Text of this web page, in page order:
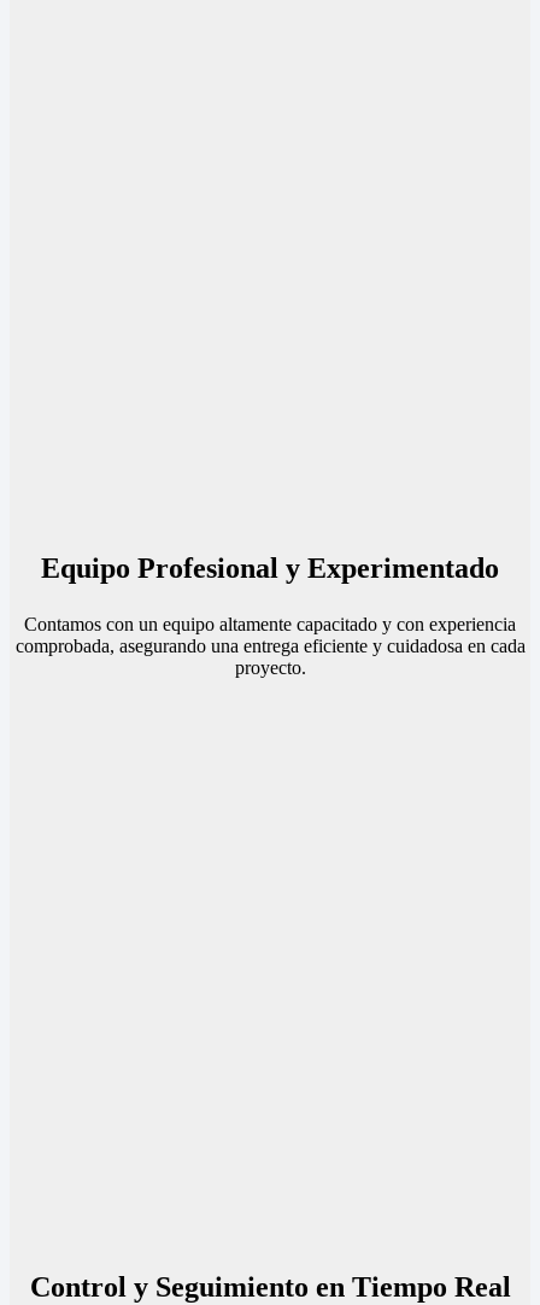
Equipo Profesional y Experimentado
Contamos con un equipo altamente capacitado y con experiencia
comprobada, asegurando una entrega eficiente y cuidadosa en cada
proyecto.
Control y Seguimiento en Tiempo Real